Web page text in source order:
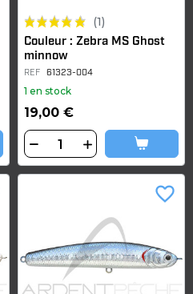
(1)
Couleur : Zebra MS Ghost
minnow
REF 61323-004
1 en stock
19,00 €
favorite_border